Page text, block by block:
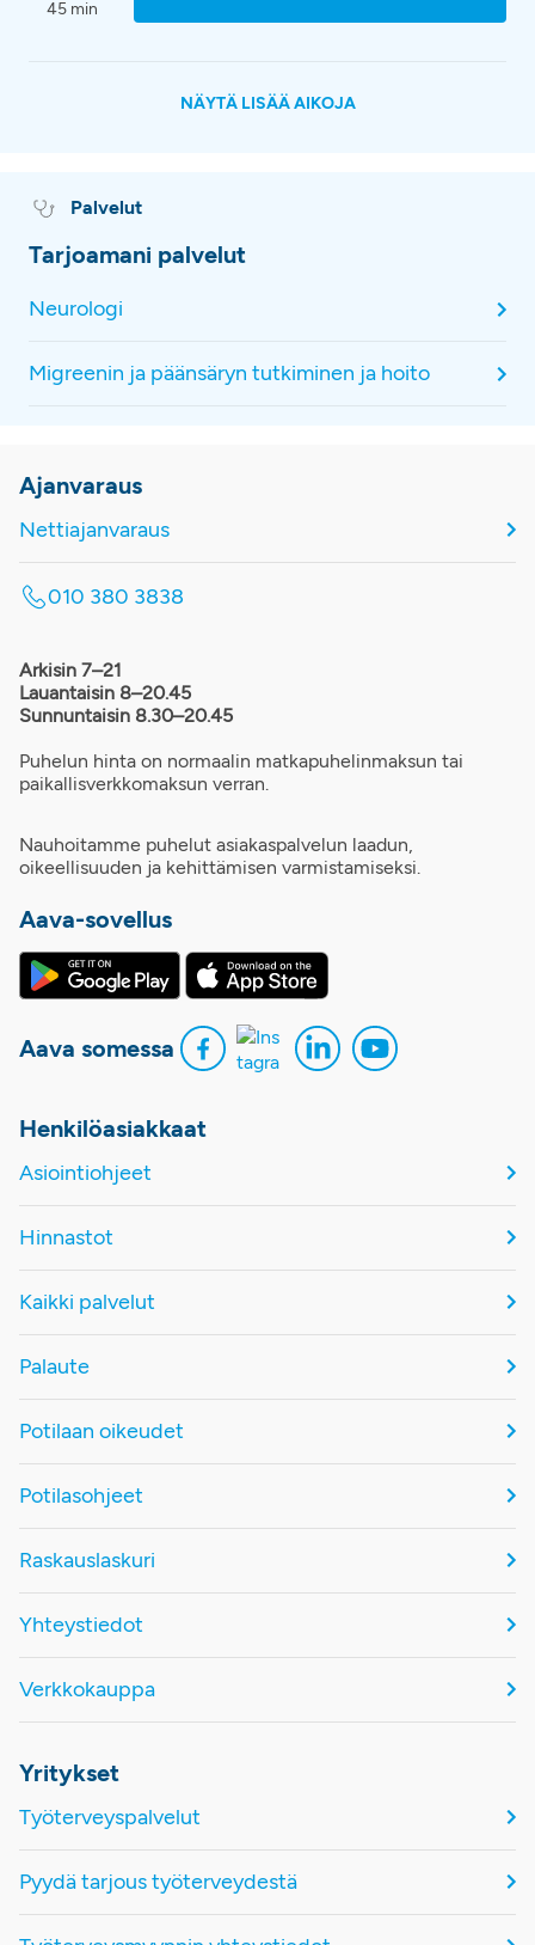
45 min
NÄYTÄ LISÄÄ AIKOJA
Palvelut
Tarjoamani palvelut
Neurologi
Migreenin ja päänsäryn tutkiminen ja hoito
Ajanvaraus
Nettiajanvaraus
010 380 3838
Arkisin 7–21
Lauantaisin 8–20.45
Sunnuntaisin 8.30–20.45
Puhelun hinta on normaalin matkapuhelinmaksun tai
paikallisverkkomaksun verran.
Nauhoitamme puhelut asiakaspalvelun laadun,
oikeellisuuden ja kehittämisen varmistamiseksi.
Aava-sovellus
Aava somessa
Henkilöasiakkaat
Asiointiohjeet
Hinnastot
Kaikki palvelut
Palaute
Potilaan oikeudet
Potilasohjeet
Raskauslaskuri
Yhteystiedot
Verkkokauppa
Yritykset
Työterveyspalvelut
Pyydä tarjous työterveydestä